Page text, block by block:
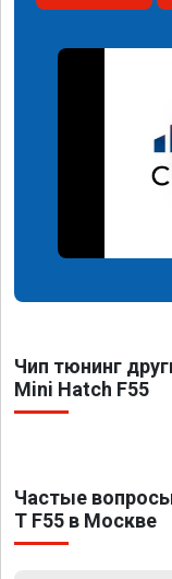
Чип тюнинг
Mini Hatch F55
Частые
T F55 в Москве